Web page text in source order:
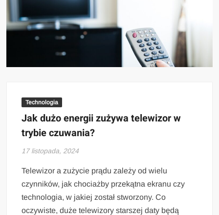
Technologia
Jak dużo energii zużywa telewizor w
trybie czuwania?
17 listopada, 2024
Telewizor a zużycie prądu zależy od wielu
czynników, jak chociażby przekątna ekranu czy
technologia, w jakiej został stworzony. Co
oczywiste, duże telewizory starszej daty będą